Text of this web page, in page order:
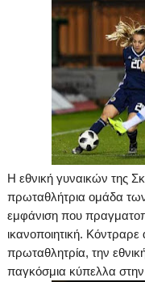
Η εθνική γυναικών της
πρωταθλήτρια ομάδα
εμφάνιση που
ικανοποιητική.
πρωταθλητρία, την
παγκόσμια κύπελλα στην